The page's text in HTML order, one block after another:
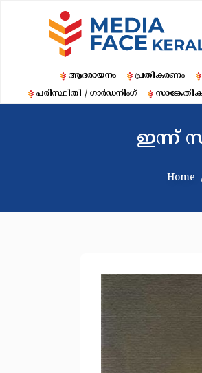
ആദരായനം പ്രതികരണം
പരിസ്ഥിതി / ഗാർഡനിംഗ്
ഇന്ന്
Home